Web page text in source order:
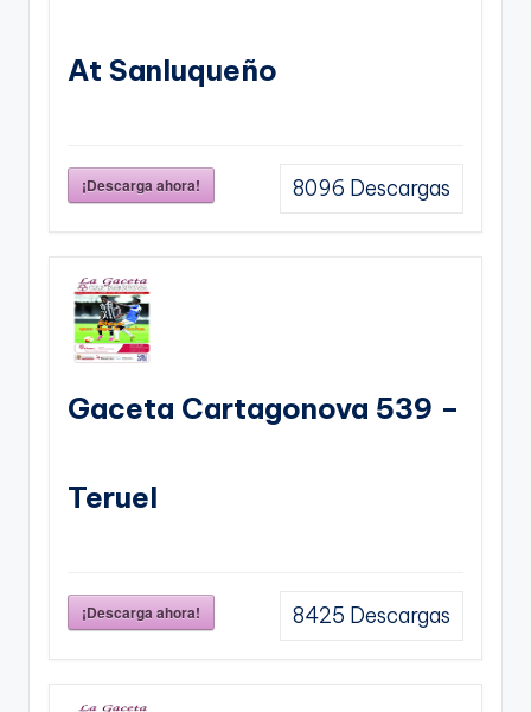
At Sanluqueño
¡Descarga ahora! 8096 Descargas
Gaceta Cartagonova 539 –
Teruel
¡Descarga ahora! 8425 Descargas